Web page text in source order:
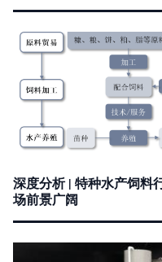
深度分析 | 特种水产饲料
场前景广阔